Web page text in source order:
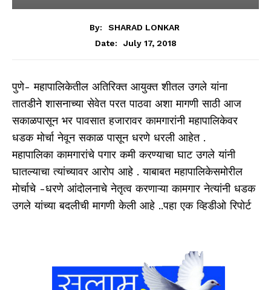
By:
SHARAD LONKAR
Date:
July 17, 2018
पुणे- महापालिकेतील अतिरिक्त आयुक्त शीतल उगले यांना
तातडीने शासनाच्या सेवेत परत पाठवा अशा मागणी साठी आज
सकाळपासून भर पावसात हजारावर कामगारांनी महापालिकेवर
धडक मोर्चा नेवून सकाळ पासून धरणे धरली आहेत .
महापालिका कामगारांचे पगार कमी करण्याचा घाट उगले यांनी
घातल्याचा त्यांच्यावर आरोप आहे . याबाबत महापालिकेसमोरील
मोर्चाचे -धरणे आंदोलनाचे नेतृत्व करणाऱ्या कामगार नेत्यांनी धडक
उगले यांच्या बदलीची मागणी केली आहे ..पहा एक व्हिडीओ रिपोर्ट